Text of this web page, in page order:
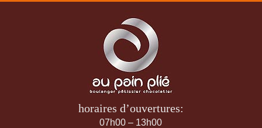
horaires d’ouvertures:
07h00 – 13h00